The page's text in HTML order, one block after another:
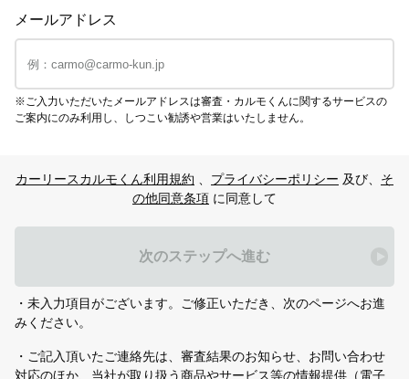
メールアドレス
※ご入力いただいたメールアドレスは審査・カルモくんに関するサービスの
ご案内にのみ利用し、しつこい勧誘や営業はいたしません。
カーリースカルモくん利用規約 プライバシーポリシー 及び、 そ
の他同意条項 に同意して
次のステップへ進む
・未入力項目がございます。ご修正いただき、次のページへお進
みください。
・ご記入頂いたご連絡先は、審査結果のお知らせ、お問い合わせ
対応のほか、当社が取り扱う商品やサービス等の情報提供（電子